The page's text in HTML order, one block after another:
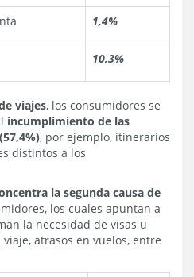
1,4%
10,3%
viajes, los consumidores se
incumplimiento de las
, por ejemplo, itinerarios
distintos a los
la segunda causa de
los cuales apuntan a
la necesidad de visas u
atrasos en vuelos, entre